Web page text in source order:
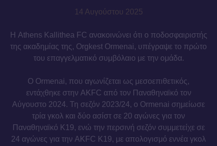
14 Αυγούστου 2025
Η Athens Kallithea FC ανακοινώνει ότι ο ποδοσφαιριστής
της ακαδημίας της, Orgkest Ormenai, υπέγραψε το πρώτο
του επαγγελματικό συμβόλαιο με την ομάδα.
Ο Ormenai, που αγωνίζεται ως μεσοεπιθετικός,
εντάχθηκε στην AKFC από τον Παναθηναϊκό τον
Αύγουστο 2024. Τη σεζόν 2023/24, ο Ormenai σημείωσε
τρία γκολ και δύο ασίστ σε 20 αγώνες για τον
Παναθηναϊκό Κ19, ενώ την περσινή σεζόν συμμετείχε σε
24 αγώνες για την AKFC Κ19, με απολογισμό εννέα γκολ